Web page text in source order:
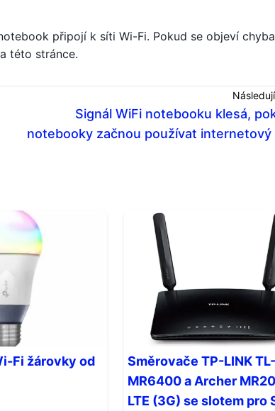
připojí k síti Wi-Fi. Pokud se objeví chyba
této stránce.
Signál WiFi notebooku klesá,
notebooky začnou používat internetový
Fi žárovky od
Směrovače TP-LINK TL-
MR6400 a Archer
LTE (3G) se slotem pro